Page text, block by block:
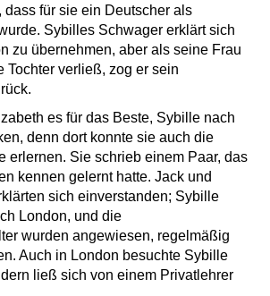
dass für sie ein Deutscher als
Sybilles Schwager erklärt sich
zu übernehmen, aber als seine Frau
Tochter verließ, zog er sein
es für das Beste, Sybille nach
denn dort konnte sie auch die
erlernen. Sie schrieb einem Paar, das
kennen gelernt hatte. Jack und
sich einverstanden; Sybille
London, und die
wurden angewiesen, regelmäßig
Auch in London besuchte Sybille
ließ sich von einem Privatlehrer